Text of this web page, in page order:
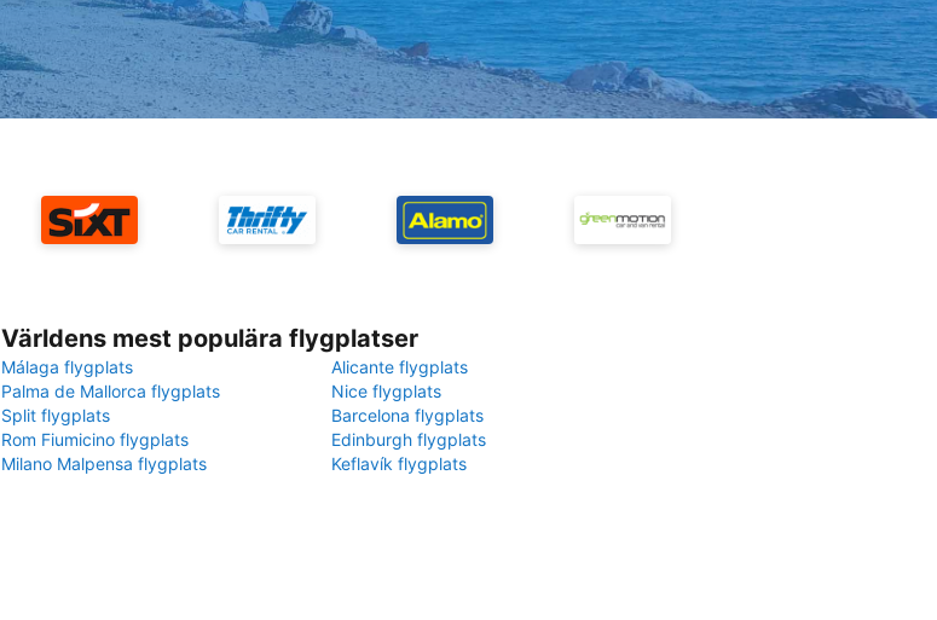
Världens mest populära flygplatser
Málaga flygplats
Alicante flygplats
Palma de Mallorca flygplats
Nice flygplats
Split flygplats
Barcelona flygplats
Rom Fiumicino flygplats
Edinburgh flygplats
Milano Malpensa flygplats
Keflavík flygplats